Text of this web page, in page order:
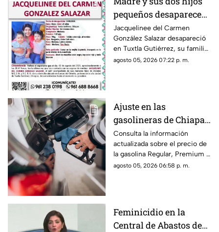
pequeños desaparecen
en Tuxtla Gutiérrez ¡Su
esposo levantó una
ficha de busqueda!
Jacquelinee del Carmen
González Salazar desapareció
en Tuxtla Gutiérrez, su familia
lo busca, por lo que han
agosto 05, 2026 07:22 p. m.
Ajuste en las
gasolineras de Chiapas:
Precio de la Magna,
Premium y Diésel este
jueves 6 de agosto
Consulta la información
actualizada sobre el precio de
la gasolina Regular, Premium y
Diésel en las estaciones de
agosto 05, 2026 06:58 p. m.
Feminicidio en la
Central de Abastos de